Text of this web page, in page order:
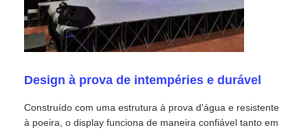
Controle de qualidade
Contacte-nos
Design à prova de intempéries e durável
Construído com uma estrutura à prova d'água e resistente
à poeira, o display funciona de maneira confiável tanto em